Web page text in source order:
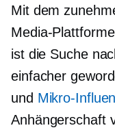
Mit dem
Media-
ist die Suche
einfacher
und Mikro-
Anhängerschaft